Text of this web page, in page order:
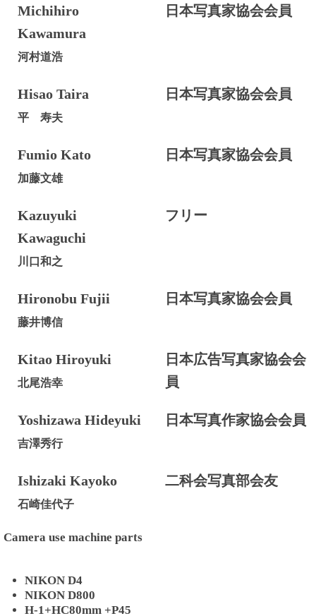
Michihiro
Kawamura
河村道浩
日本写真家協会会員
Hisao Taira
平 寿夫
日本写真家協会会員
Fumio Kato
加藤文雄
日本写真家協会会員
Kazuyuki
Kawaguchi
川口和之
フリー
Hironobu Fujii
藤井博信
日本写真家協会会員
Kitao Hiroyuki
北尾浩幸
日本広告写真家協会会
員
Yoshizawa Hideyuki
吉澤秀行
日本写真作家協会会員
Ishizaki Kayoko
石崎佳代子
二科会写真部会友
Camera use machine parts
NIKON D4
NIKON D800
H-1+HC80mm +P45